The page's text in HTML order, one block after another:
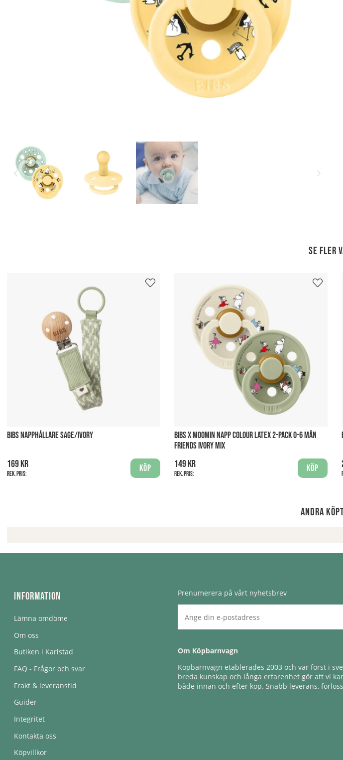
Se fler
BIBS NAPPHÅLLARE SAGE/IVORY
169 kr
Rek. pris:
Köp
BIBS X MOOMIN NAPP COLOUR LATEX 2-PACK 0-6 MÅN
FRIENDS IVORY MIX
149 kr
Rek. pris:
Köp
Andra
Information
Lämna omdöme
Om oss
Butiken i Karlstad
FAQ - Frågor och svar
Frakt & leveranstid
Guider
Integritet
Kontakta oss
Köpvillkor
Prenumerera på vårt nyhetsbrev
Om Köpbarnvagn
Köpbarnvagn etablerades 2003 och var först i
breda kunskap och långa erfarenhet gör att vi
både innan och efter köp. Snabb leverans,